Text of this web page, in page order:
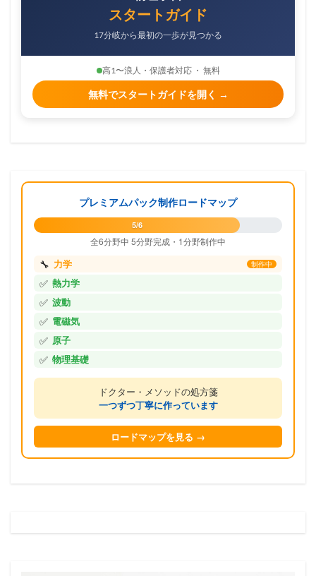
スタートガイド
17分岐から最初の一歩が見つかる
高1〜浪人・保護者対応 ・ 無料
無料でスタートガイドを開く →
プレミアムパック制作ロードマップ
5/6
全6分野中 5分野完成・1分野制作中
🔧 力学 制作中
✅ 熱力学
✅ 波動
✅ 電磁気
✅ 原子
✅ 物理基礎
ドクター・メソッドの処方箋
一つずつ丁寧に作っています
ロードマップを見る →